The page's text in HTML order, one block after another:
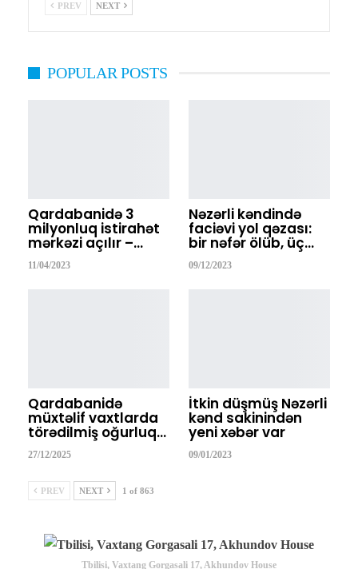
PREV NEXT
POPULAR POSTS
Qardabanidə 3
milyonluq istirahət
mərkəzi açılır –…
11/04/2023
Nəzərli kəndində
faciəvi yol qəzası:
bir nəfər ölüb, üç…
09/12/2023
Qardabanidə
müxtəlif vaxtlarda
törədilmiş oğurluq…
27/12/2025
İtkin düşmüş Nəzərli
kənd sakinindən
yeni xəbər var
09/01/2023
PREV NEXT 1 of 863
Tbilisi, Vaxtang Gorgasali 17, Akhundov House